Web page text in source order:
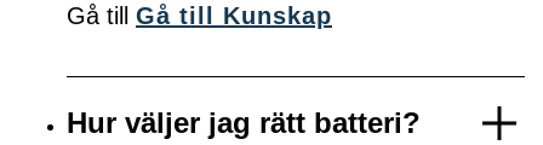
Gå till Gå till Kunskap
Hur väljer jag rätt batteri?